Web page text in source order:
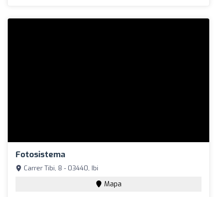
Fotosistema
Carrer Tibi, 8 - 03440, Ibi
Mapa